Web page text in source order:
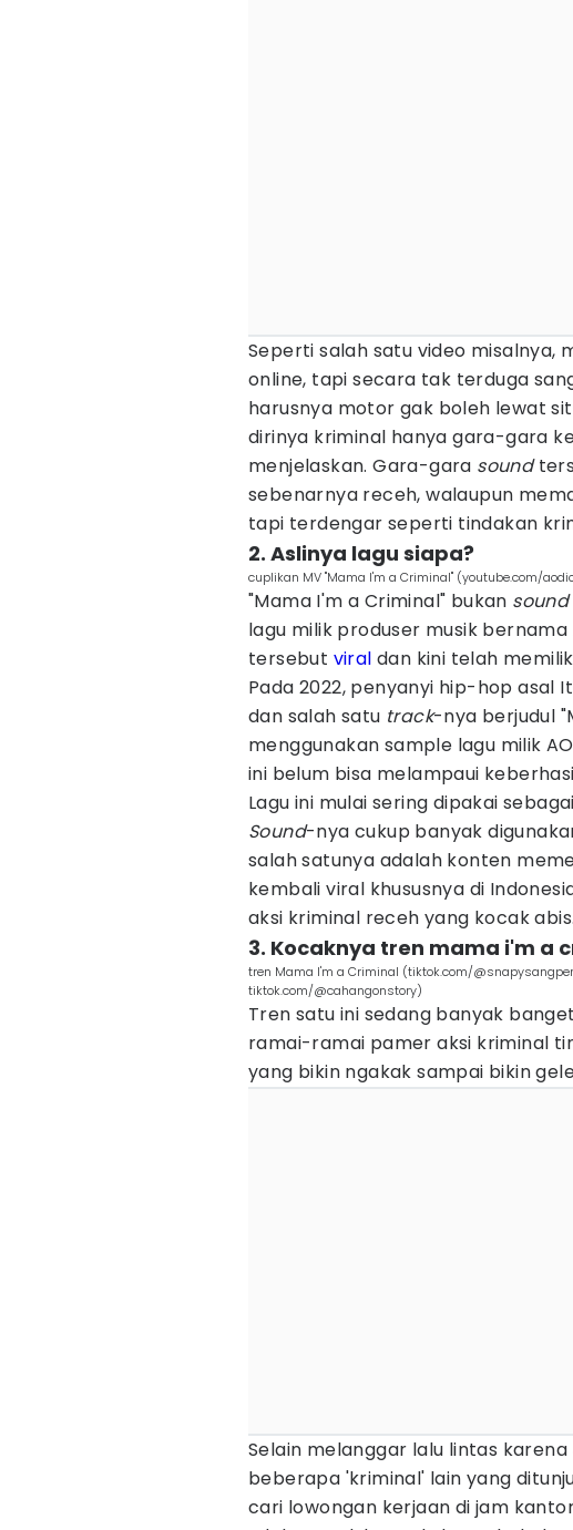
Seperti salah satu video misalnya,
online, tapi secara tak terduga
harusnya motor gak boleh lewat
dirinya kriminal hanya gara-gara
menjelaskan. Gara-gara sound
sebenarnya receh, walaupun
tapi terdengar seperti tindakan
2. Aslinya lagu siapa?
cuplikan MV "Mama I'm a Criminal" (youtube.com/
"Mama I'm a Criminal" bukan sound
lagu milik produser musik bernama
tersebut viral dan kini telah
Pada 2022, penyanyi hip-hop asal
dan salah satu track-nya berjudul
menggunakan sample lagu milik
ini belum bisa melampaui
Lagu ini mulai sering dipakai sebagai
Sound-nya cukup banyak
salah satunya adalah konten
kembali viral khususnya di
aksi kriminal receh yang kocak abis.
3. Kocaknya tren mama i'm a
tren Mama I'm a Criminal (tiktok.com/
tiktok.com/@cahangonstory)
Tren satu ini sedang banyak
ramai-ramai pamer aksi kriminal
yang bikin ngakak sampai bikin
Selain melanggar lalu lintas karena
beberapa 'kriminal' lain yang
cari lowongan kerjaan di jam